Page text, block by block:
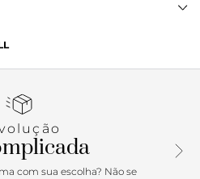
três tiras assimétricas
e sola contornada por mini
vai do look casual ao
com sua escolha? Não se